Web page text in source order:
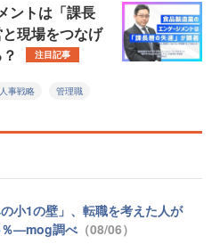
ントは「課長
現場をつなげ
注目記事
人事戦略 管理職
小1の壁」、転職を考えた人が
％—mog調べ（08/06）